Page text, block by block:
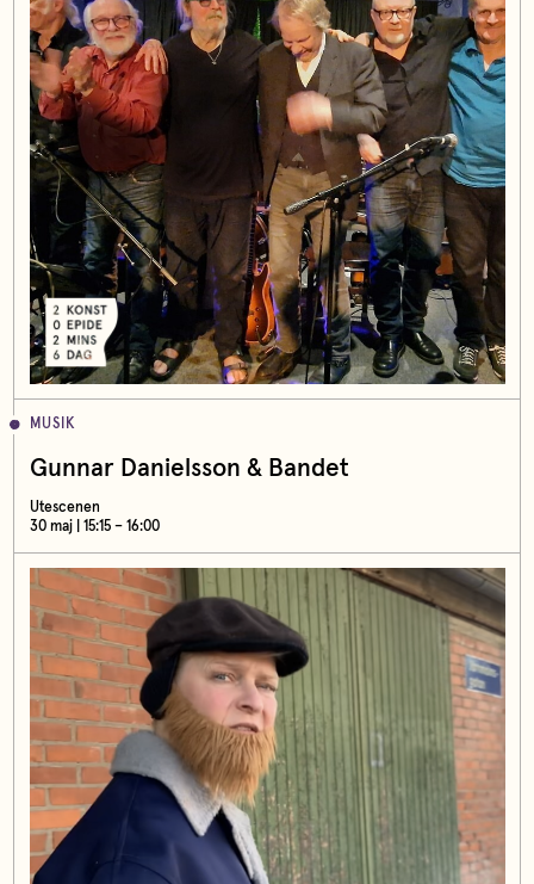
MUSIK
Gunnar Danielsson & Bandet
Utescenen
30 maj | 15:15 – 16:00